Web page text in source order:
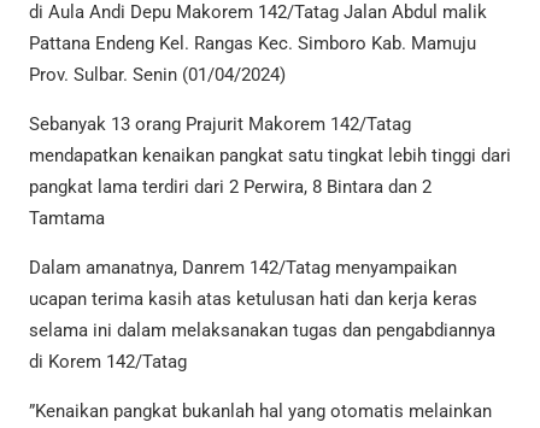
di Aula Andi Depu Makorem 142/Tatag Jalan Abdul malik
Pattana Endeng Kel. Rangas Kec. Simboro Kab. Mamuju
Prov. Sulbar. Senin (01/04/2024)
Sebanyak 13 orang Prajurit Makorem 142/Tatag
mendapatkan kenaikan pangkat satu tingkat lebih tinggi dari
pangkat lama terdiri dari 2 Perwira, 8 Bintara dan 2
Tamtama
Dalam amanatnya, Danrem 142/Tatag menyampaikan
ucapan terima kasih atas ketulusan hati dan kerja keras
selama ini dalam melaksanakan tugas dan pengabdiannya
di Korem 142/Tatag
”Kenaikan pangkat bukanlah hal yang otomatis melainkan